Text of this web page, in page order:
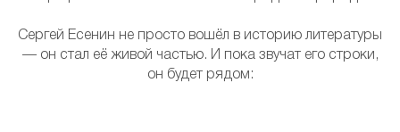
Сергей Есенин не просто вошёл в историю литературы
— он стал её живой частью. И пока звучат его строки,
он будет рядом: